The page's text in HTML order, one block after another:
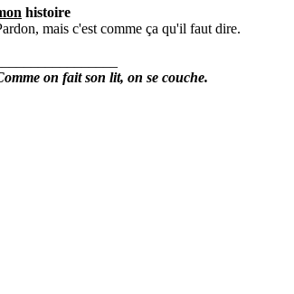
histoire
mais c'est comme ça qu'il faut dire.
on fait son lit, on se couche.